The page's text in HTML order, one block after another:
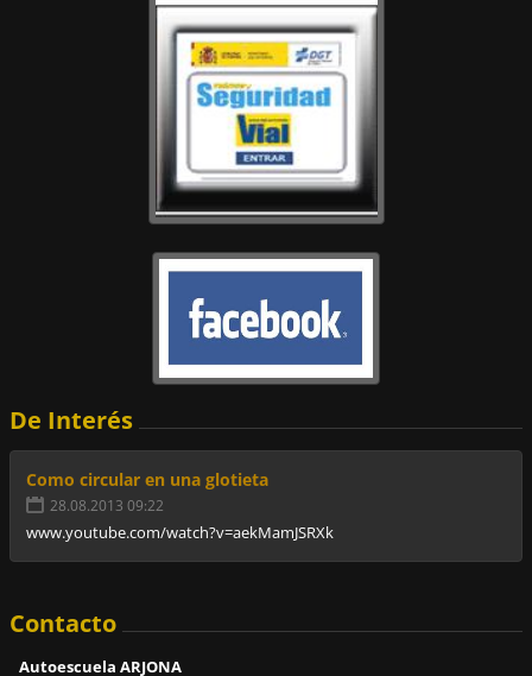
De Interés
Como circular en una glotieta
28.08.2013 09:22
www.youtube.com/watch?v=aekMamJSRXk
Contacto
Autoescuela ARJONA